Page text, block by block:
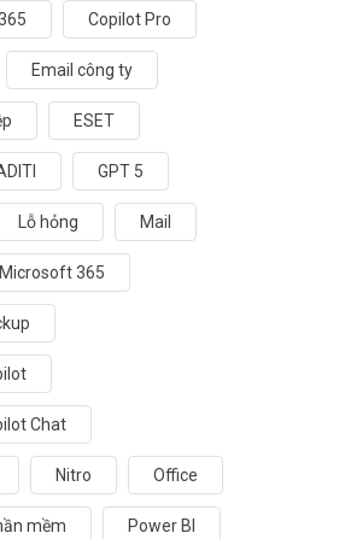
Copilot Pro
Email công ty
ESET
GPT 5
Lỗ hỏng Mail
Microsoft 365
Chat
Nitro Office
mềm Power BI